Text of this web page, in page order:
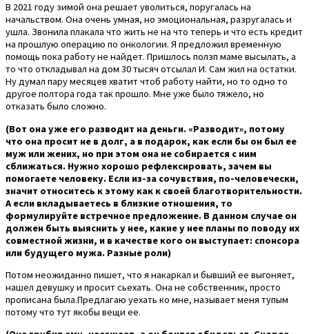
В 2021 году зимой она решает уволиться, поругалась на
начальством. Она очень умная, но эмоциональная, разругалась и
ушла. Звонила плакала что жить не на что теперь и что есть кредит
на прошлую операцию по онкологии. Я предложил временную
помощь пока работу не найдет. Пришлось ползп маме высылать, а
то что откладывал на дом 30 тысяч отсылал И. Сам жил на остатки.
Ну думал пару месяцев хватит чтоб работу найти, но то одно то
другое полтора года так прошло. Мне уже было тяжело, но
отказать было сложно.
(Вот она уже его разводит на деньги. «Разводит», потому
что она просит не в долг, а в подарок, как если бы он был ее
муж или жених, но при этом она не собирается с ним
сближаться. Нужно хорошо рефлексировать, зачем вы
помогаете человеку. Если из-за сочувствия, по-человечески,
значит относитесь к этому как к своей благотворительности.
А если вкладываетесь в близкие отношения, то
формулируйте встречное предложение. В данном случае он
должен быть выяснить у нее, какие у нее планы по поводу их
совместной жизни, и в качестве кого он выступает: спонсора
или будущего мужа. Разные роли)
Потом неожиданно пишет, что я накаркал и бывший ее выгоняет,
нашел девушку и просит сьехать. Она не собственник, просто
прописана была.Предлагаю уехать ко мне, называет меня тупым
потому что тут якобы вещи ее.